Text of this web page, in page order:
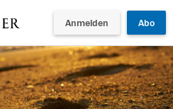
Anmelden Abo